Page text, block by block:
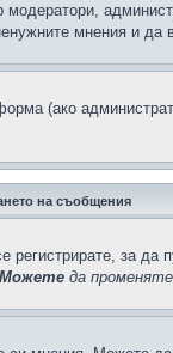
мнения и
(ако
на съобщения
за
да